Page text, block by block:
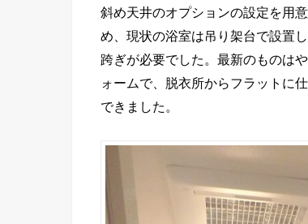
斜め天井のオプションの設定を用
め、現状の浴室は吊り架台で設置
跨ぎが必要でした。最新のものは
ォームで、脱衣所からフラットに
できました。